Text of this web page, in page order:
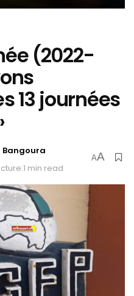
(2022-
13 journées
Bangoura
min read
AA